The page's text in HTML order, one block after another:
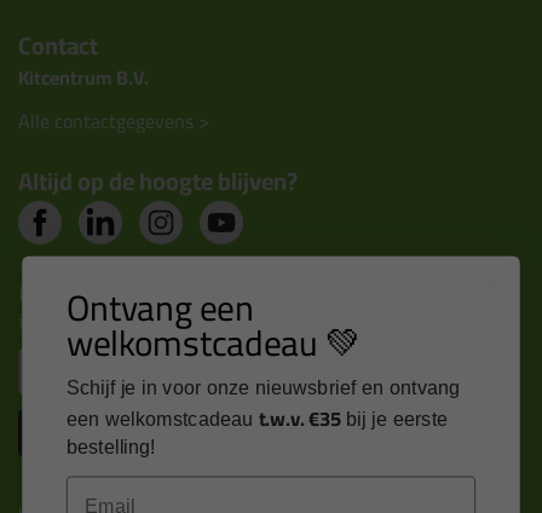
Contact
Kitcentrum B.V.
Alle contactgegevens >
Altijd op de hoogte blijven?
Nieuws, tips en exclusieve deals rechtstreeks in je
inbox
Inschrijven
Ontvang een
welkomstcadeau 💚
Schijf je in voor onze nieuwsbrief en ontvang
een welkomstcadeau t.w.v. €35 bij je eerste
bestelling!
Email